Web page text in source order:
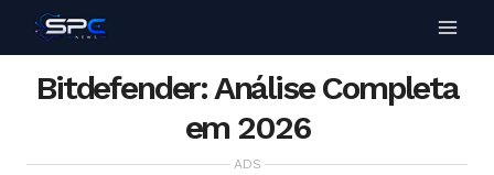
Bitdefender: Análise Completa
em 2026
ADS